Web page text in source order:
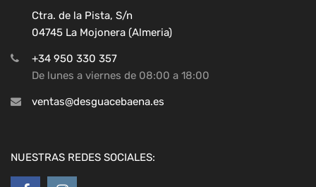
Ctra. de la Pista, S/n
04745 La Mojonera (Almeria)
+34 950 330 357
De lunes a viernes de 08:00 a 18:00
ventas@desguacebaena.es
NUESTRAS REDES SOCIALES: